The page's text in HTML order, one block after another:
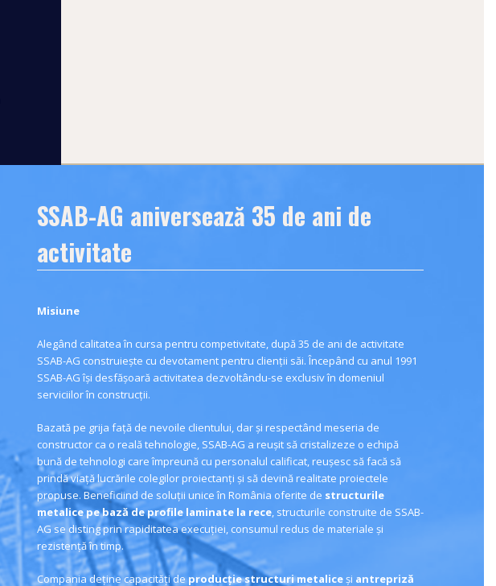
SSAB-AG aniversează 35 de ani de
activitate
Misiune
Alegând calitatea în cursa pentru competivitate, după 35 de ani de activitate
SSAB-AG construiește cu devotament pentru clienții săi. Începând cu anul 1991
SSAB-AG își desfășoară activitatea dezvoltându-se exclusiv în domeniul
serviciilor în construcții.
Bazată pe grija față de nevoile clientului, dar și respectând meseria de
constructor ca o reală tehnologie, SSAB-AG a reușit să cristalizeze o echipă
bună de tehnologi care împreună cu personalul calificat, reușesc să facă să
prindă viață lucrările colegilor proiectanți și să devină realitate proiectele
propuse. Beneficiind de soluții unice în România oferite de structurile
metalice pe bază de profile laminate la rece, structurile construite de SSAB-
AG se disting prin rapiditatea execuției, consumul redus de materiale și
rezistență în timp.
Compania deține capacități deproducție structuri metaliceși antrepriză